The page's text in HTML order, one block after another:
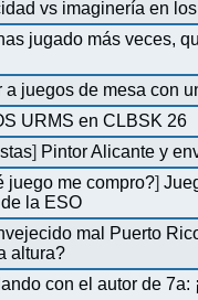
vs imaginería en
jugado más veces,
a juegos de mesa con
URMS en CLBSK 26
] Pintor Alicante y
juego me compro?]
la ESO
mal Puerto
altura?
con el autor de 7a: